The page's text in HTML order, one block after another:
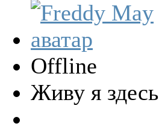
Offline
Живу я здесь